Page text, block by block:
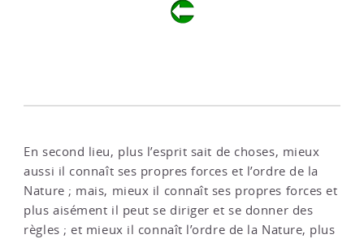
En second lieu, plus l’esprit sait de choses, mieux
aussi il connaît ses propres forces et l’ordre de la
Nature ; mais, mieux il connaît ses propres forces et
plus aisément il peut se diriger et se donner des
règles ; et mieux il connaît l’ordre de la Nature, plus